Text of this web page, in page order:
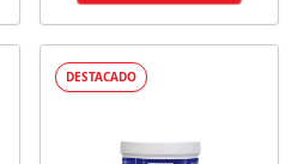
DESTACADO